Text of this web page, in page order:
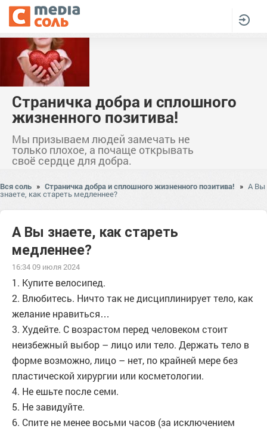
Страничка добра и сплошного
жизненного позитива!
Мы призываем людей замечать не
только плохое, а почаще открывать
своё сердце для добра.
Вся соль » Страничка добра и сплошного жизненного позитива! » А Вы
знаете, как стареть медленнее?
А Вы знаете, как стареть
медленнее?
16:34 09 июля 2024
1. Купите велосипед.
2. Влюбитесь. Ничто так не дисциплинирует тело, как
желание нравиться…
3. Худейте. С возрастом перед человеком стоит
неизбежный выбор – лицо или тело. Держать тело в
форме возможно, лицо – нет, по крайней мере без
пластической хирургии или косметологии.
4. Не ешьте после семи.
5. Не завидуйте.
6. Спите не менее восьми часов (за исключением